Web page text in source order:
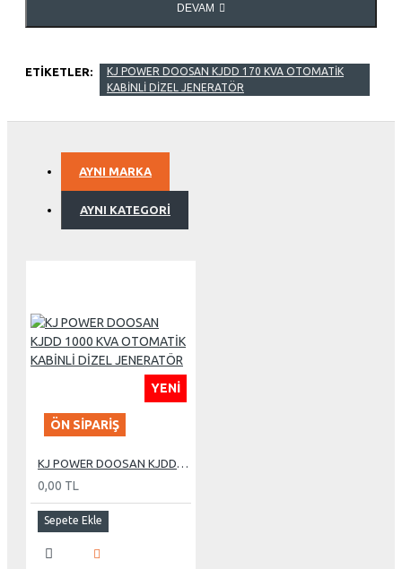
DEVAM
ETIKETLER:
KJ POWER DOOSAN KJDD 170 KVA OTOMATİK
KABİNLİ DİZEL JENERATÖR
AYNI MARKA
AYNI KATEGORI
YENI
ÖN SIPARIŞ
KJ POWER DOOSAN KJDD 1000 KVA OTOMATİK KABİNLİ DİZEL JENERATÖR
0,00 TL
Sepete Ekle